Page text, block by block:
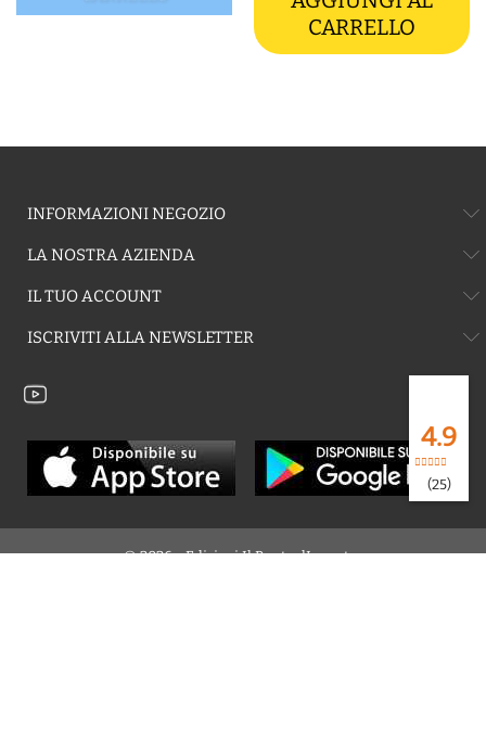
CARRELLO
INFORMAZIONI NEGOZIO
LA NOSTRA AZIENDA
IL TUO ACCOUNT
ISCRIVITI ALLA NEWSLETTER
© 2026 - Edizioni Il Punto dIncontro
4.9
(25)